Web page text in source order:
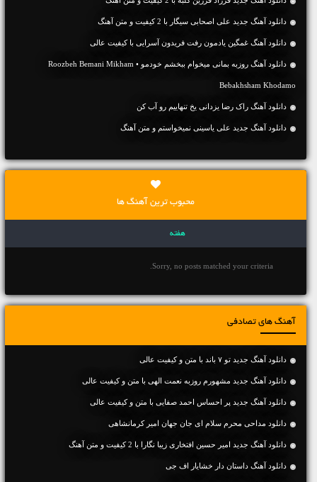
دانلود آهنگ جديد علی اصحابی سیگار با 2 کیفیت و متن آهنگ
دانلود آهنگ غمگین یادمون رفت فریدون آسرایی با کیفیت عالی
دانلود آهنگ روزبه بمانی میخوام ببخشم خودمو • Roozbeh Bemani Mikham
Bebakhsham Khodamo
دانلود آهنگ راک رضا یزدانی یخ تنهاییم رو آب کن
دانلود آهنگ جديد علی یاسینی نمیخواستم و متن آهنگ
محبوب ترین آهنگ ها
هفته
Sorry, no posts matched your criteria.
آهنگ های تصادفی
دانلود آهنگ جديد تو ۷ باند با متن و کیفیت عالی
دانلود آهنگ جديد مشهورم روزبه نعمت الهی با متن و کیفیت عالی
دانلود آهنگ جديد پر احساس احمد صفایی با متن و کیفیت عالی
دانلود مداحی محرم سلام ای جان جهان امیر کرمانشاهی
دانلود آهنگ جديد امیر حسین افتخاری زیبا نگارا با 2 کیفیت و متن آهنگ
دانلود آهنگ داستان دار خشایار اف جی